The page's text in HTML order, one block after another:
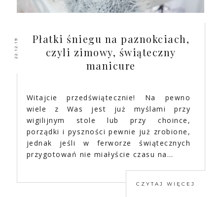
22.12.19
Płatki śniegu na paznokciach,
czyli zimowy, świąteczny
manicure
Witajcie przedświątecznie! Na pewno
wiele z Was jest już myślami przy
wigilijnym stole lub przy choince,
porządki i pyszności pewnie już zrobione,
jednak jeśli w ferworze świątecznych
przygotowań nie miałyście czasu na…
CZYTAJ WIĘCEJ